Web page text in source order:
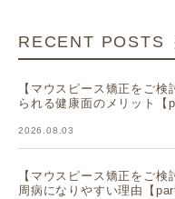
RECENT POSTS
【マウスピース矯正をご
られる健康面のメリット【
2026.08.03
【マウスピース矯正をご
周病になりやすい理由【